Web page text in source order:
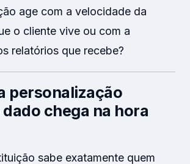
age com a velocidade da
o cliente vive ou com a
relatórios que recebe?
personalização
chega na hora
sabe exatamente quem